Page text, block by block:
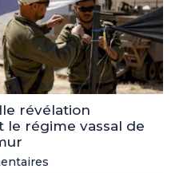
révélation
le régime vassal de